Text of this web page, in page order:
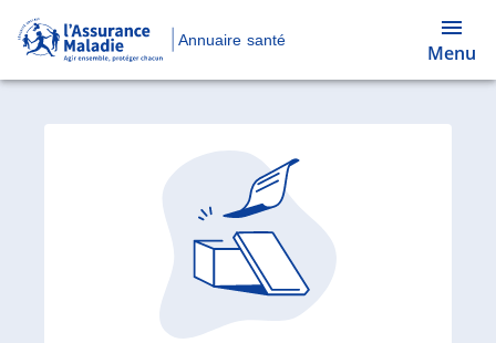
Annuaire santé
Menu